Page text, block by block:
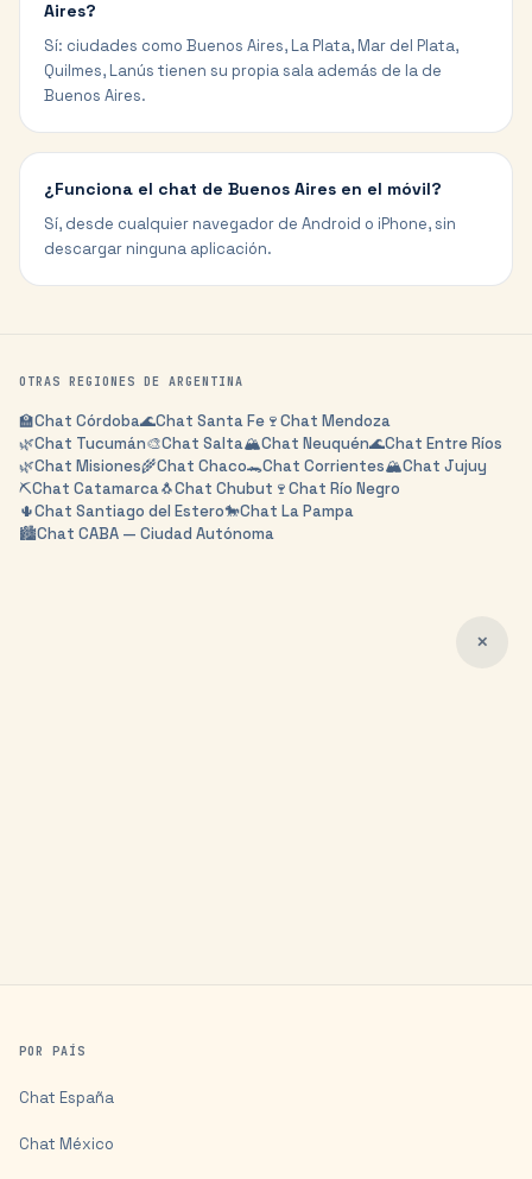
Aires?
Sí: ciudades como Buenos Aires, La Plata, Mar del Plata,
Quilmes, Lanús tienen su propia sala además de la de
Buenos Aires.
¿Funciona el chat de Buenos Aires en el móvil?
Sí, desde cualquier navegador de Android o iPhone, sin
descargar ninguna aplicación.
OTRAS REGIONES DE ARGENTINA
🏫Chat Córdoba🌊Chat Santa Fe 🍷Chat Mendoza
🌿Chat Tucumán🎨Chat Salta🏔️Chat Neuquén🌊Chat Entre Ríos
🌿Chat Misiones🌾Chat Chaco🐊Chat Corrientes🏔️Chat Jujuy
⛏️Chat Catamarca🐧Chat Chubut 🍷Chat Río Negro
🌵Chat Santiago del Estero🐎Chat La Pampa
🏙️Chat CABA — Ciudad Autónoma
✕
POR PAÍS
Chat España
Chat México